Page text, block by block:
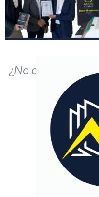
¿No obtiene los
el